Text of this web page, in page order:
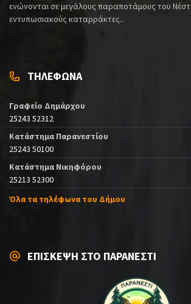
ενώνονται σε μεγάλους παραποτάμους του
εντυπωσιακούς καταρράκτες..
ΤΗΛΕΦΩΝΑ
Γραφείο Δημάρχου
25243 52312
Κατάστημα Παρανεστίου
25243 50100
Κατάστημα Νικηφόρου
25213 52300
Όλα τα τηλέφωνα του Δήμου
ΕΠΙΣΚΕΨΗ ΣΤΟ ΠΑΡΑΝΕΣΤΙ